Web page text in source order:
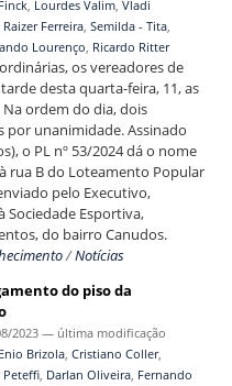
, Lourdes Valim, Vladi
Raizer Ferreira, Semilda - Tita,
Lourenço, Ricardo Ritter
os vereadores de
desta quarta-feira, 11, as
ordem do dia, dois
unanimidade. Assinado
o PL nº 53/2024 dá o nome
rua B do Loteamento Popular
pelo Executivo,
Sociedade Esportiva,
do bairro Canudos.
/Notícias
do piso da
2023— última modificação
Enio Brizola, Cristiano Coller,
Peteffi, Darlan Oliveira, Fernando